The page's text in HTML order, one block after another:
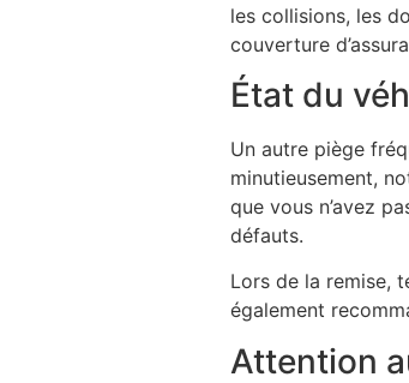
les collisions, les
couverture
État du
Un autre piège
minutieusement,
que vous n’avez
défauts.
Lors de la remise,
également
Attention